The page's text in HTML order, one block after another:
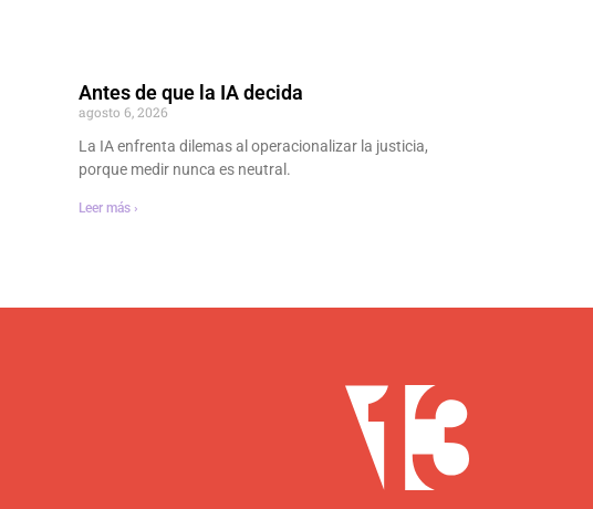
Antes de que la IA decida
agosto 6, 2026
La IA enfrenta dilemas al operacionalizar la justicia,
porque medir nunca es neutral.
Leer más ›